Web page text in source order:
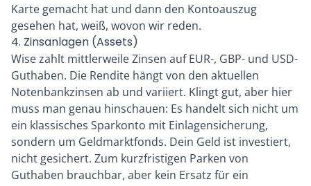
Karte gemacht hat und dann den Kontoauszug
gesehen hat, weiß, wovon wir reden.
4. Zinsanlagen (Assets)
Wise zahlt mittlerweile Zinsen auf EUR-, GBP- und USD-
Guthaben. Die Rendite hängt von den aktuellen
Notenbankzinsen ab und variiert. Klingt gut, aber hier
muss man genau hinschauen: Es handelt sich nicht um
ein klassisches Sparkonto mit Einlagensicherung,
sondern um Geldmarktfonds. Dein Geld ist investiert,
nicht gesichert. Zum kurzfristigen Parken von
Guthaben brauchbar, aber kein Ersatz für ein